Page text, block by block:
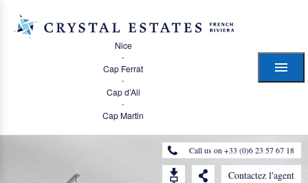
Nice
·
Cap Ferrat
·
Cap d’Ail
·
Cap Martin
Call us on +33 (0)6 23 57 67 18
Contactez l'agent